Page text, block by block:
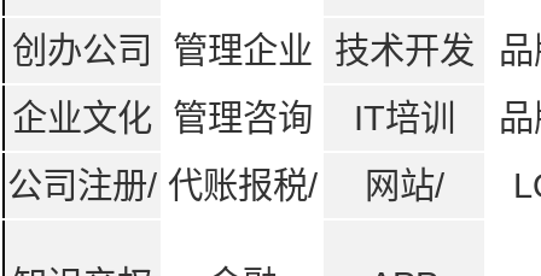
创办公司 管理企业 技术开发
企业文化 管理咨询 IT培训
公司注册/ 代账报税/ 网站/